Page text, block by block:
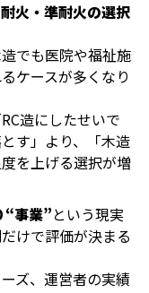
火・準耐火の選択
でも医院や福祉施
ケースが多くなり
造にしたせいで
す」より、「木造
を上げる選択が増
“事業”という現実
けで評価が決まる
ズ、運営者の実績